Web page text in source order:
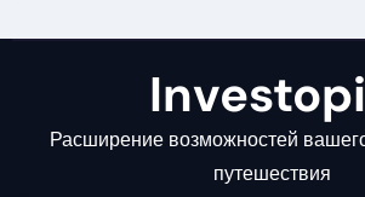
Расширение возможностей
путешествия